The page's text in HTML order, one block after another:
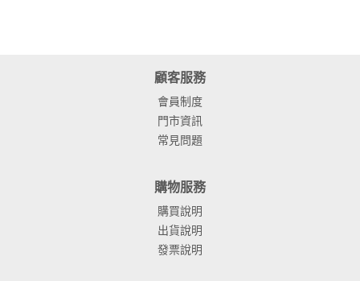
顧客服務
會員制度
門市資訊
常見問題
購物服務
購買說明
出貨說明
發票說明